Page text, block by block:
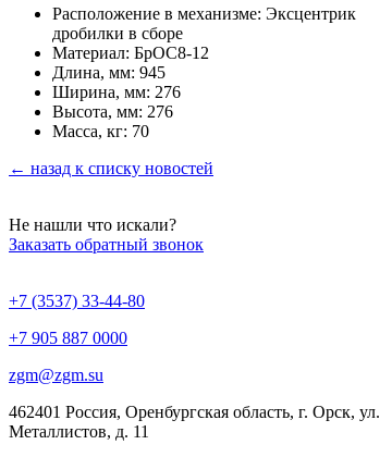
Расположение в механизме: Эксцентрик
дробилки в сборе
Материал: БрОС8-12
Длина, мм: 945
Ширина, мм: 276
Высота, мм: 276
Масса, кг: 70
← назад к списку новостей
Не нашли что искали?
Заказать обратный звонок
+7 (3537) 33-44-80
+7 905 887 0000
zgm@zgm.su
462401 Россия, Оренбургская область, г. Орск, ул.
Металлистов, д. 11